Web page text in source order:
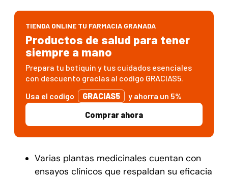
TIENDA ONLINE TU FARMACIA GRANADA
Productos de salud para tener
siempre a mano
Prepara tu botiquin y tus cuidados esenciales
con descuento gracias al codigo GRACIAS5.
Usa el codigo
GRACIAS5
y ahorra un 5%
Comprar ahora
Varias plantas medicinales cuentan con
ensayos clínicos que respaldan su eficacia